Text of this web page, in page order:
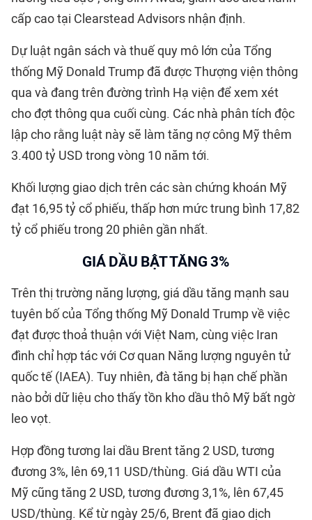
cấp cao tại Clearstead Advisors nhận định.
Dự luật ngân sách và thuế quy mô lớn của Tổng
thống Mỹ Donald Trump đã được Thượng viện thông
qua và đang trên đường trình Hạ viện để xem xét
cho đợt thông qua cuối cùng. Các nhà phân tích độc
lập cho rằng luật này sẽ làm tăng nợ công Mỹ thêm
3.400 tỷ USD trong vòng 10 năm tới.
Khối lượng giao dịch trên các sàn chứng khoán Mỹ
đạt 16,95 tỷ cổ phiếu, thấp hơn mức trung bình 17,82
tỷ cổ phiếu trong 20 phiên gần nhất.
GIÁ DẦU BẬT TĂNG 3%
Trên thị trường năng lượng, giá dầu tăng mạnh sau
tuyên bố của Tổng thống Mỹ Donald Trump về việc
đạt được thoả thuận với Việt Nam, cùng việc Iran
đình chỉ hợp tác với Cơ quan Năng lượng nguyên tử
quốc tế (IAEA). Tuy nhiên, đà tăng bị hạn chế phần
nào bởi dữ liệu cho thấy tồn kho dầu thô Mỹ bất ngờ
leo vọt.
Hợp đồng tương lai dầu Brent tăng 2 USD, tương
đương 3%, lên 69,11 USD/thùng. Giá dầu WTI của
Mỹ cũng tăng 2 USD, tương đương 3,1%, lên 67,45
USD/thùng. Kể từ ngày 25/6, Brent đã giao dịch